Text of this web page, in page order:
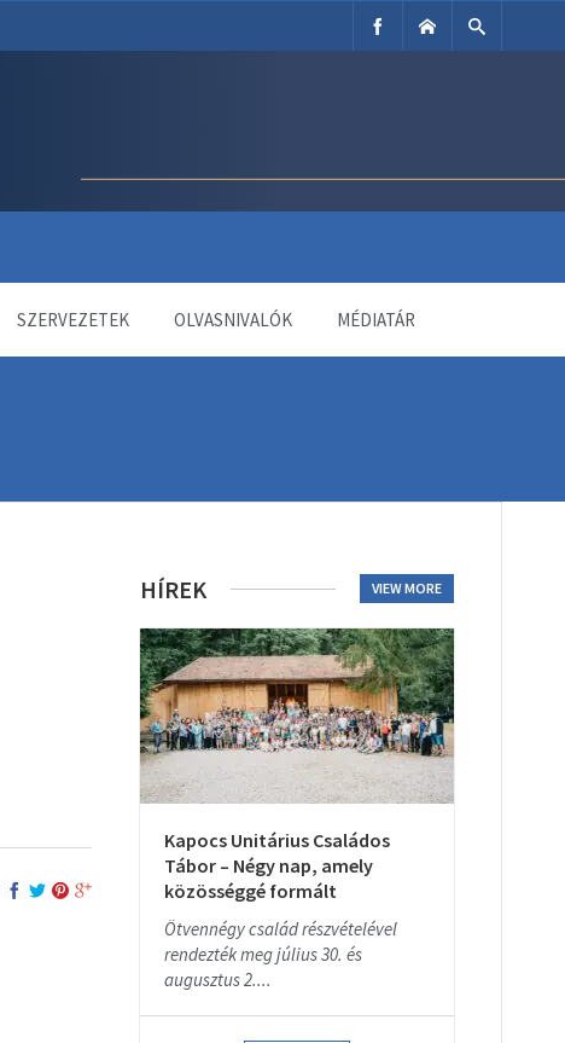
SZERVEZETEK OLVASNIVALÓK MÉDIATÁR
HÍREK VIEW MORE
Kapocs Unitárius Családos
Tábor – Négy nap, amely
közösséggé formált
Ötvennégy család részvételével
rendezték meg július 30. és
augusztus 2....